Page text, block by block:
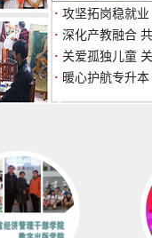
· 攻坚拓岗稳就
· 深化产教融合
· 关爱孤独儿童
· 暖心护航专升